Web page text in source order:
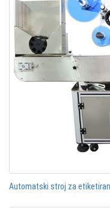
Automatski stroj za